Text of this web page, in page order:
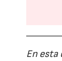
En